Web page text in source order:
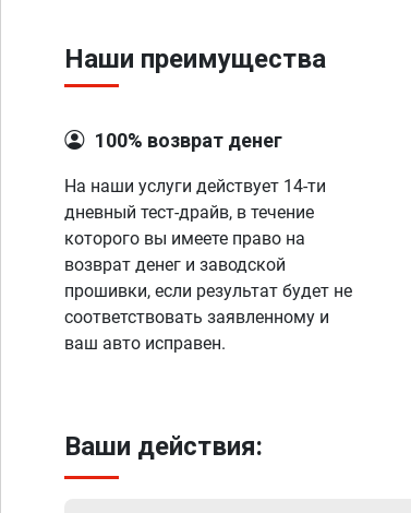
Наши преимущества
100% возврат денег
На наши услуги действует 14-ти
дневный тест-драйв, в течение
которого вы имеете право на
возврат денег и заводской
прошивки, если результат будет не
соответствовать заявленному и
ваш авто исправен.
Ваши действия: